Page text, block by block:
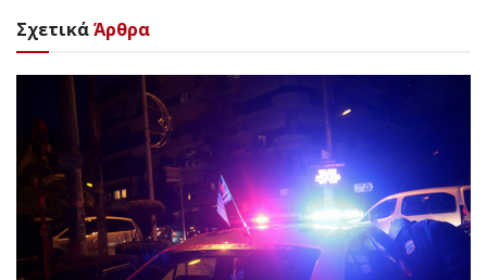
ΣχετικάΆρθρα